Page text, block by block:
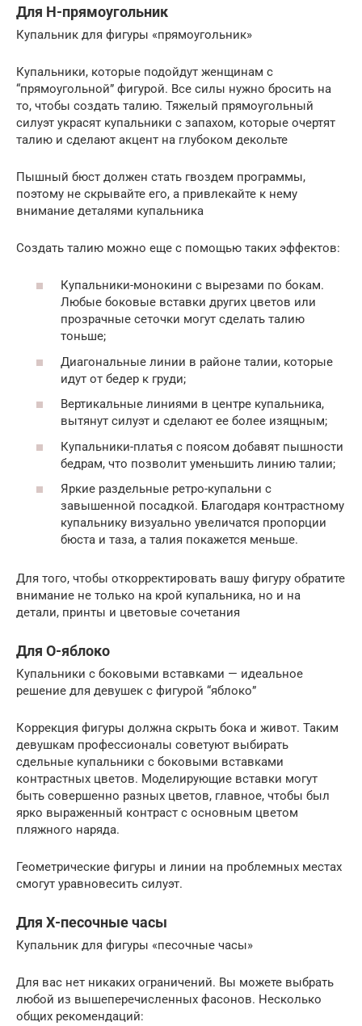
Для Н-прямоугольник
Купальник для фигуры «прямоугольник»
Купальники, которые подойдут женщинам с
“прямоугольной” фигурой. Все силы нужно бросить на
то, чтобы создать талию. Тяжелый прямоугольный
силуэт украсят купальники с запахом, которые очертят
талию и сделают акцент на глубоком декольте
Пышный бюст должен стать гвоздем программы,
поэтому не скрывайте его, а привлекайте к нему
внимание деталями купальника
Создать талию можно еще с помощью таких эффектов:
Купальники-монокини с вырезами по бокам.
Любые боковые вставки других цветов или
прозрачные сеточки могут сделать талию
тоньше;
Диагональные линии в районе талии, которые
идут от бедер к груди;
Вертикальные линиями в центре купальника,
вытянут силуэт и сделают ее более изящным;
Купальники-платья с поясом добавят пышности
бедрам, что позволит уменьшить линию талии;
Яркие раздельные ретро-купальни с
завышенной посадкой. Благодаря контрастному
купальнику визуально увеличатся пропорции
бюста и таза, а талия покажется меньше.
Для того, чтобы откорректировать вашу фигуру обратите
внимание не только на крой купальника, но и на
детали, принты и цветовые сочетания
Для О-яблоко
Купальники с боковыми вставками — идеальное
решение для девушек с фигурой “яблоко”
Коррекция фигуры должна скрыть бока и живот. Таким
девушкам профессионалы советуют выбирать
сдельные купальники с боковыми вставками
контрастных цветов. Моделирующие вставки могут
быть совершенно разных цветов, главное, чтобы был
ярко выраженный контраст с основным цветом
пляжного наряда.
Геометрические фигуры и линии на проблемных местах
смогут уравновесить силуэт.
Для Х-песочные часы
Купальник для фигуры «песочные часы»
Для вас нет никаких ограничений. Вы можете выбрать
любой из вышеперечисленных фасонов. Несколько
общих рекомендаций: